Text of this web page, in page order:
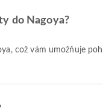
do Nagoya?